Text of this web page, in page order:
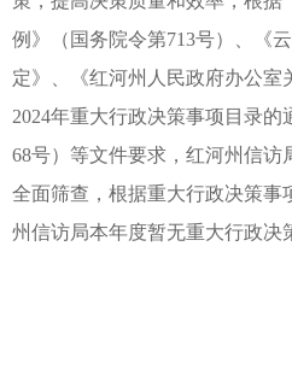
例》（国务院令第713号）、《
定》、《红河州人民政府办公室
2024年重大行政决策事项目录的
68号）等文件要求，红河州信访
全面筛查，根据重大行政决策事
州信访局本年度暂无重大行政决